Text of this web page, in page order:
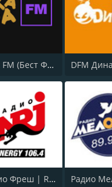
Best FM (Бест ФМ)
Радио Фреш | Radio Fresh